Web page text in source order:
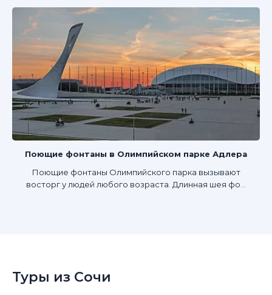
Поющие фонтаны в Олимпийском парке Адлера
Поющие фонтаны Олимпийского парка вызывают
восторг у людей любого возраста. Длинная шея фо...
Туры из Сочи